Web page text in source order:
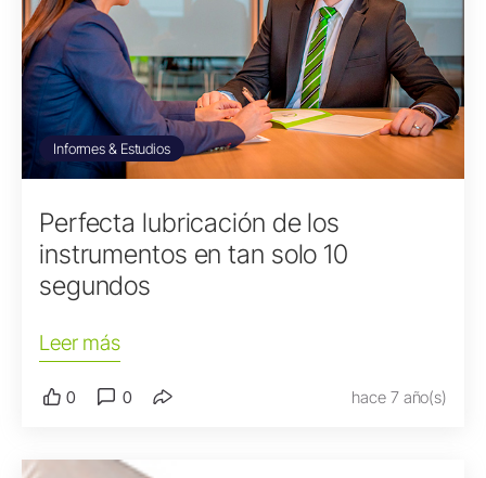
Informes & Estudios
Perfecta lubricación de los
instrumentos en tan solo 10
segundos
Leer más
0 0 hace 7 año(s)